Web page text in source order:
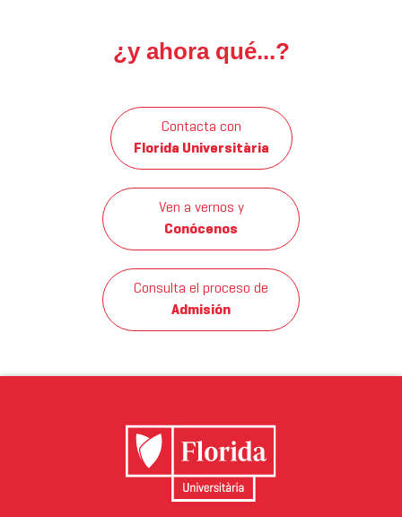
¿y ahora qué...?
Contacta con
Florida Universitària
Ven a vernos y
Conócenos
Consulta el proceso de
Admisión